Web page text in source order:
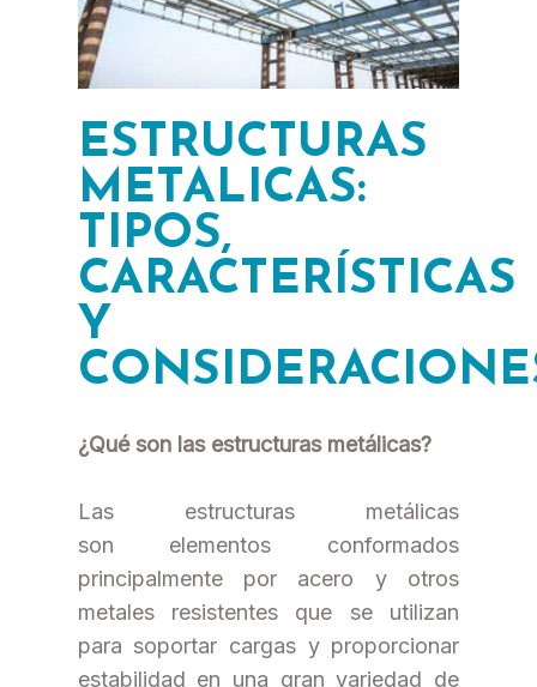
ESTRUCTURAS
METALICAS:
TIPOS,
CARACTERÍSTICAS
Y
¿Qué son las estructuras metálicas?
Las estructuras metálicas
son elementos conformados
principalmente por acero y otros
metales resistentes que se utilizan
para soportar cargas y proporcionar
estabilidad en una gran variedad de